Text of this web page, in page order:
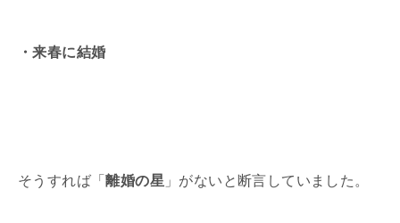
・来春に結婚
そうすれば「離婚の星 」がないと断言していました。